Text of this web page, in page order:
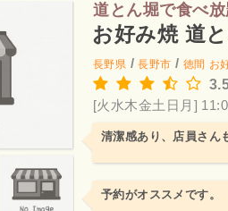
道とん堀で食べ放
お好み焼 道
長野県 /長野市 / 徳間 お
[火水木金土日月]
清潔感あり、店員さん
予約がオススメです。